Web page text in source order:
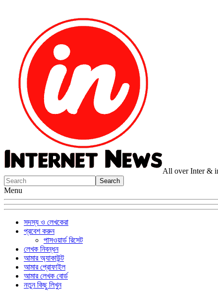
All over Inter &
Menu
সদস্য ও লেখকেরা
প্রবেশ করুন
পাসওয়ার্ড রিসেট
লেখক নিবন্ধন
আমার অ্যাকাউন্ট
আমার প্রোফাইল
আমার লেখক বোর্ড
নতুন কিছু লিখুন